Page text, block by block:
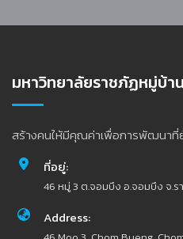
มหาวิทยาลัยราชภัฏหมู่บ้า
สร้างคนให้มีคุณค่าเพื่อการพัฒนาที่
ที่อยู่:
46 หมู่ 3 ต.จอมบึง อ.จอมบึง จ.ร
Address: